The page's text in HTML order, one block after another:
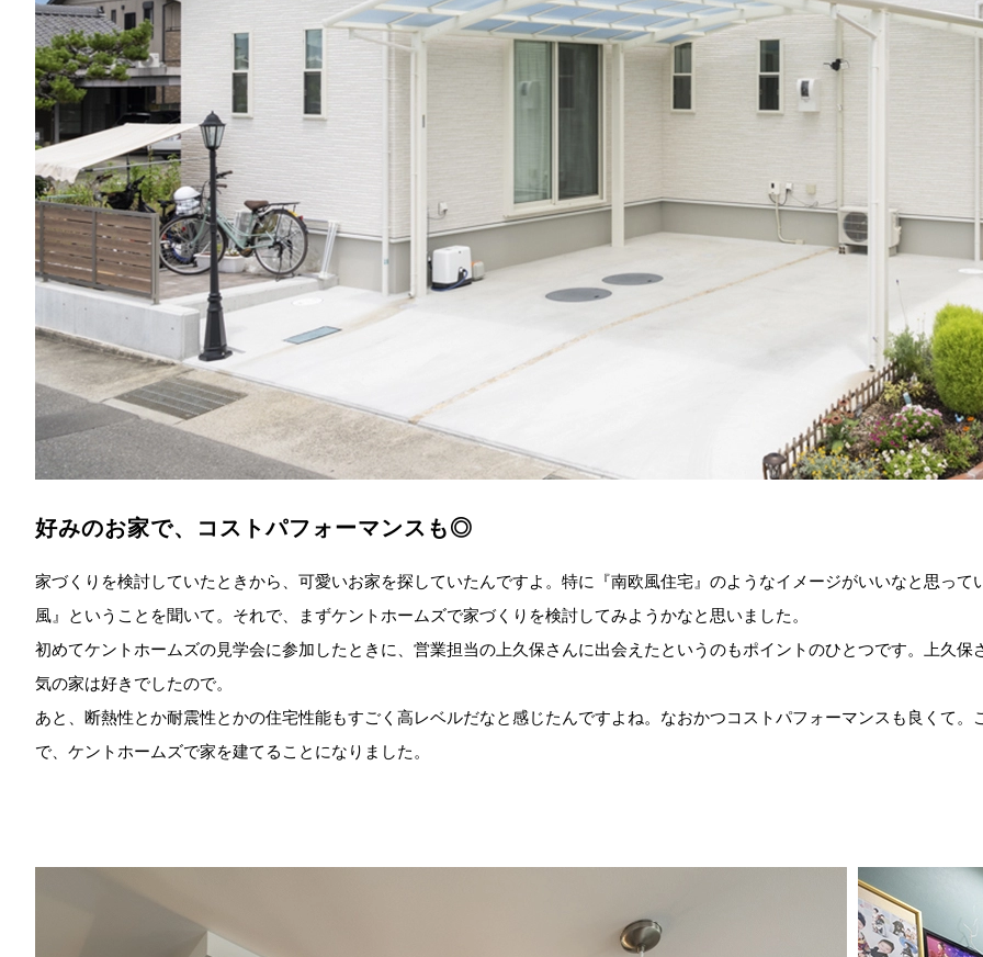
好みのお家で、コストパフォーマンスも◎
家づくりを検討していたときから、可愛いお家を探していたんですよ。特に『南欧風住宅』のようなイメージがいいなと思っ
風』ということを聞いて。それで、まずケントホームズで家づくりを検討してみようかなと思いました。
初めてケントホームズの見学会に参加したときに、営業担当の上久保さんに出会えたというのもポイントのひとつです。上久
気の家は好きでしたので。
あと、断熱性とか耐震性とかの住宅性能もすごく高レベルだなと感じたんですよね。なおかつコストパフォーマンスも良くて
で、ケントホームズで家を建てることになりました。